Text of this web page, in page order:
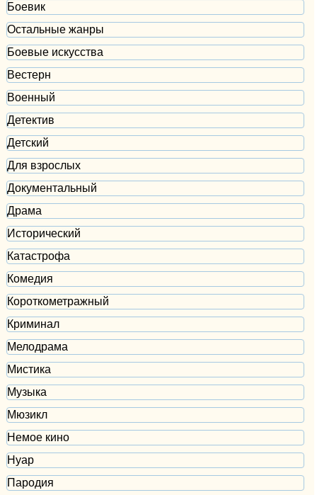
Боевик
Остальные жанры
Боевые искусства
Вестерн
Военный
Детектив
Детский
Для взрослых
Документальный
Драма
Исторический
Катастрофа
Комедия
Короткометражный
Криминал
Мелодрама
Мистика
Музыка
Мюзикл
Немое кино
Нуар
Пародия